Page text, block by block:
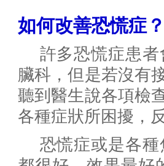
如何改善恐慌症
許多恐慌症患者
臟科，但是若沒有
聽到醫生說各項檢
各種症狀所困擾，
恐慌症或是各種